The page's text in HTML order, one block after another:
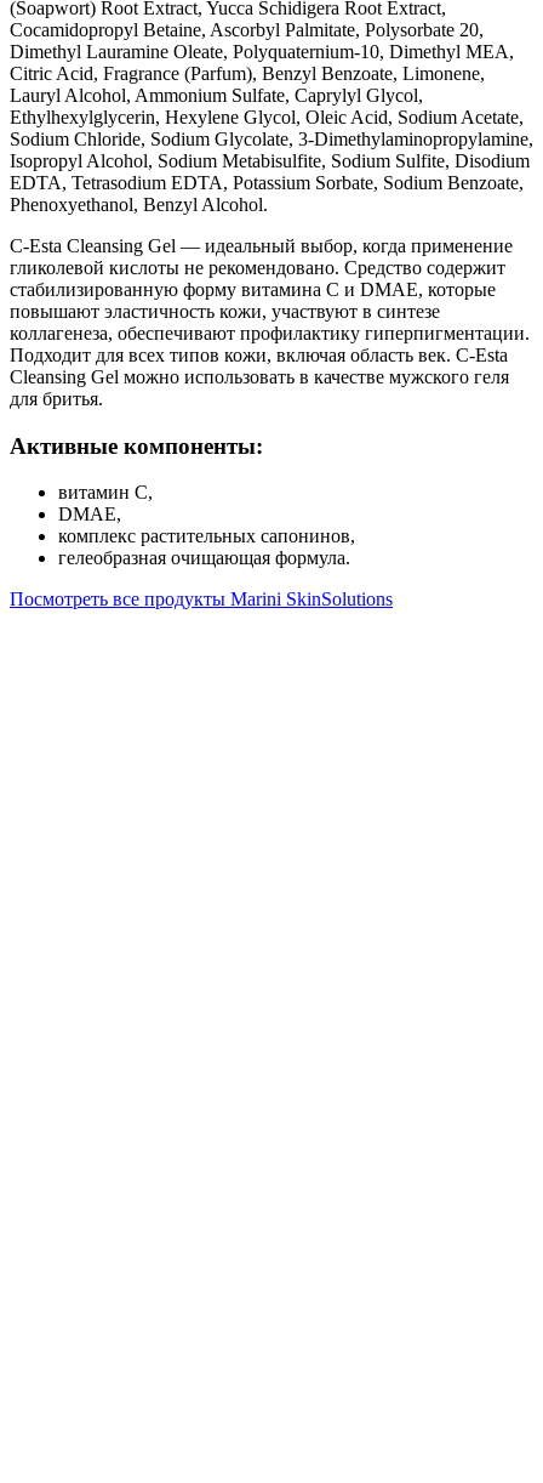
(Soapwort) Root Extract, Yucca Schidigera Root Extract,
Cocamidopropyl Betaine, Ascorbyl Palmitate, Polysorbate 20,
Dimethyl Lauramine Oleate, Polyquaternium-10, Dimethyl MEA,
Citric Acid, Fragrance (Parfum), Benzyl Benzoate, Limonene,
Lauryl Alcohol, Ammonium Sulfate, Caprylyl Glycol,
Ethylhexylglycerin, Hexylene Glycol, Oleic Acid, Sodium Acetate,
Sodium Chloride, Sodium Glycolate, 3-Dimethylaminopropylamine,
Isopropyl Alcohol, Sodium Metabisulfite, Sodium Sulfite, Disodium
EDTA, Tetrasodium EDTA, Potassium Sorbate, Sodium Benzoate,
Phenoxyethanol, Benzyl Alcohol.
C-Esta Cleansing Gel — идеальный выбор, когда применение
гликолевой кислоты не рекомендовано. Средство содержит
стабилизированную форму витамина С и DMAE, которые
повышают эластичность кожи, участвуют в синтезе
коллагенеза, обеспечивают профилактику гиперпигментации.
Подходит для всех типов кожи, включая область век. C-Esta
Cleansing Gel можно использовать в качестве мужского геля
для бритья.
Активные компоненты:
витамин С,
DMAE,
комплекс растительных сапонинов,
гелеобразная очищающая формула.
Посмотреть все продукты Marini SkinSolutions